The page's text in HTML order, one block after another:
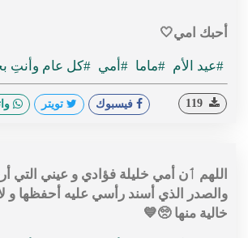
أحبك امي🤍
#عيد الأم #ماما #أمي #كل عام وأنتِ
فيسبوك تويتر
اللهم ٲن أمي خليلة فؤادي و عيني التي
والصدر الذي أسند رأسي عليه أحفظها و
خالية منها 🥺💙